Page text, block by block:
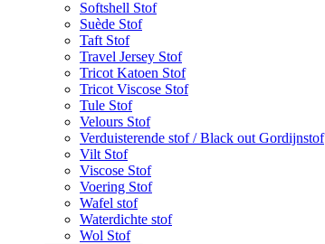
Softshell Stof
Suède Stof
Taft Stof
Travel Jersey Stof
Tricot Katoen Stof
Tricot Viscose Stof
Tule Stof
Velours Stof
Verduisterende stof / Black out Gordijnstof
Vilt Stof
Viscose Stof
Voering Stof
Wafel stof
Waterdichte stof
Wol Stof